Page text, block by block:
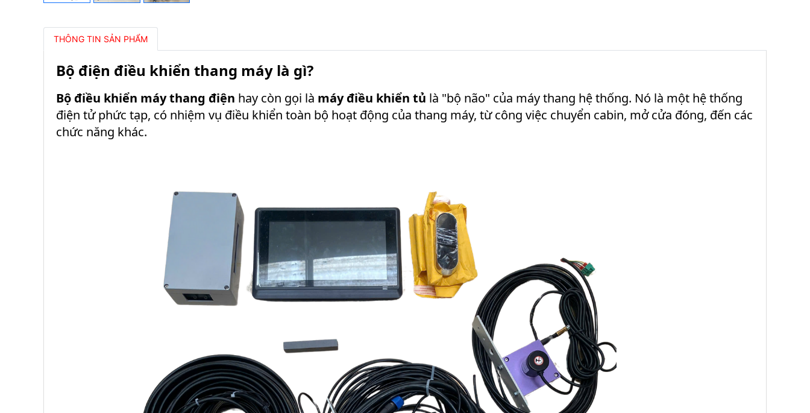
THÔNG TIN SẢN PHẨM
Bộ điện điều khiển thang máy là gì?
Bộ điều khiển máy thang điện hay còn gọi là máy điều khiển tủ là "bộ não" của máy thang hệ thống. Nó là một hệ thống
điện tử phức tạp, có nhiệm vụ điều khiển toàn bộ hoạt động của thang máy, từ công việc chuyển cabin, mở cửa đóng, đến các
chức năng khác.